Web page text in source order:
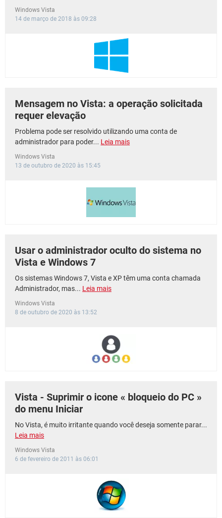
Windows Vista
14 de março de 2018 às 09:28
Mensagem no Vista: a operação solicitada
requer elevação
Problema pode ser resolvido utilizando uma conta de
administrador para poder... Leia mais
Windows Vista
13 de outubro de 2020 às 15:45
Usar o administrador oculto do sistema no
Vista e Windows 7
Os sistemas Windows 7, Vista e XP têm uma conta chamada
Administrador, mas... Leia mais
Windows Vista
8 de outubro de 2020 às 13:52
Vista - Suprimir o icone « bloqueio do PC »
do menu Iniciar
No Vista, é muito irritante quando você deseja somente parar...
Leia mais
Windows Vista
6 de fevereiro de 2011 às 06:01